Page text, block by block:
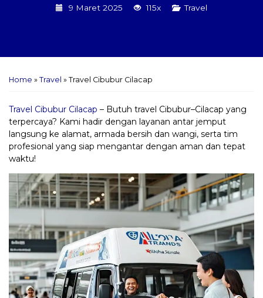
9 Maret 2025 115x Travel
Home » Travel » Travel Cibubur Cilacap
Travel Cibubur Cilacap – Butuh travel Cibubur–Cilacap yang
terpercaya? Kami hadir dengan layanan antar jemput
langsung ke alamat, armada bersih dan wangi, serta tim
profesional yang siap mengantar dengan aman dan tepat
waktu!